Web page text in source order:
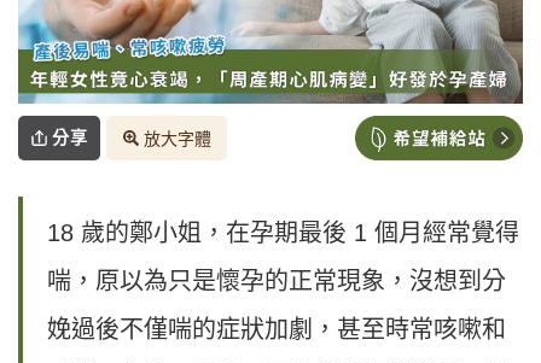
分享 放大字體
18 歲的鄭小姐，在孕期最後 1 個月經常覺得
喘，原以為只是懷孕的正常現象，沒想到分
娩過後不僅喘的症狀加劇，甚至時常咳嗽和